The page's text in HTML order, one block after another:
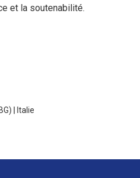
et la soutenabilité.
| Italie